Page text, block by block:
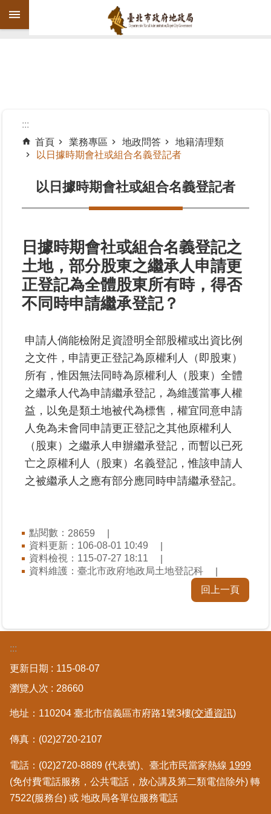
跳到主要內容區塊
機
告
資
訊
業
務
區
線
上
查
詢
路
申
辦
專
區
熱
門
關
鍵
更/
政
資
訊
平
:::
首頁
業務專區 地政問答
地籍清理類
以日據時期會社或組合名義登記者
以日據時期會社或組合名義登記者
日據時期會社或組合名義登記之
土地，部分股東之繼承人申請更
正登記為全體股東所有時，得否
不同時申請繼承登記？
申請人倘能檢附足資證明全部股權或出資比例
之文件，申請更正登記為原權利人（即股東）
所有，惟因無法同時為原權利人（股東）全體
之繼承人代為申請繼承登記，為維護當事人權
益，以免是類土地被代為標售，權宜同意申請
人免為未會同申請更正登記之其他原權利人
（股東）之繼承人申辦繼承登記，而暫以已死
亡之原權利人（股東）名義登記，惟該申請人
之被繼承人之應有部分應同時申請繼承登記。
點閱數： 28659
資料更新：106-08-01 10:49
資料檢視：115-07-27 18:11
資料維護：臺北市政府地政局土地登記科
回上一頁
:::
更新日期
115-08-07
瀏覽人次
28660
地址：110204 臺北市信義區市府路1號3樓(交通資訊)
傳真：(02)2720-2107
電話：(02)2720-8889 (代表號)、臺北市民當家熱線 1999
(免付費電話服務，公共電話，放心講及第二類電信除外) 轉
7522(服務台) 或 地政局各單位服務電話